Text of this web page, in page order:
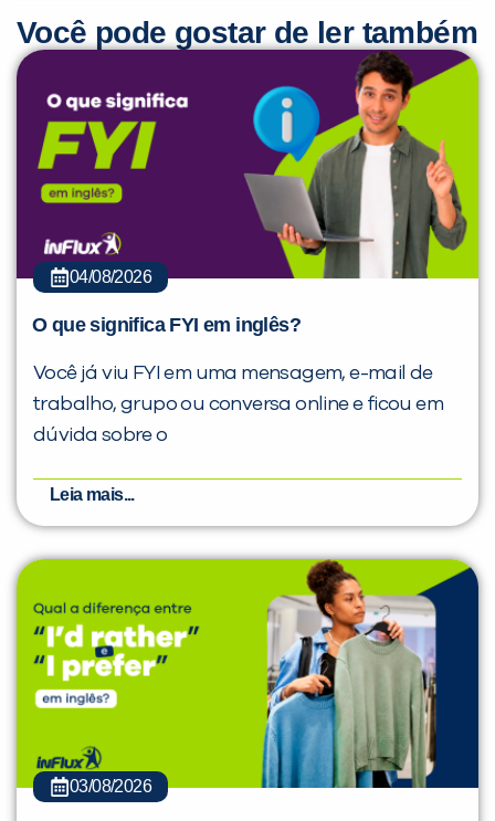
Você pode gostar de ler também
04/08/2026
O que significa FYI em inglês?
Você já viu FYI em uma mensagem, e-mail de
trabalho, grupo ou conversa online e ficou em
dúvida sobre o
Leia mais...
03/08/2026